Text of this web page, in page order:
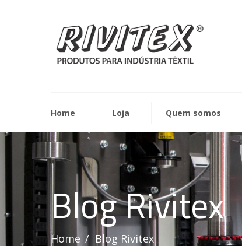
Home Loja Quem somos
Blog Rivitex
Home Blog Rivitex